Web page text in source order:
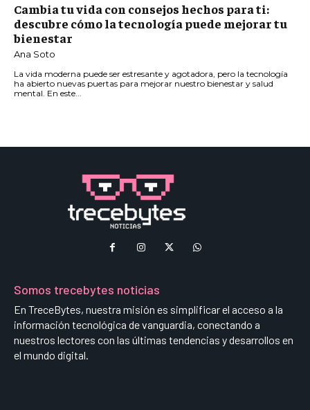
Cambia tu vida con consejos hechos para ti:
descubre cómo la tecnología puede mejorar tu
bienestar
Ana Soto
La vida moderna puede ser estresante y agotadora, pero la tecnología
ha abierto nuevas puertas para mejorar nuestro bienestar y salud
mental. En este...
Somos trecebytes noticias
En TreceBytes, nuestra misión es simplificar el acceso a la
información tecnológica de vanguardia, conectando a
nuestros lectores con las últimas tendencias y desarrollos en
el mundo digital.